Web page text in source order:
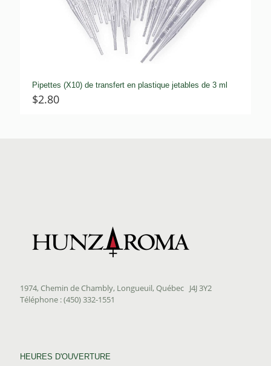
Pipettes (X10) de transfert en plastique jetables de 3 ml
$2.80
1974, Chemin de Chambly, Longueuil, Québec J4J 3Y2
Téléphone : (450) 332-1551
HEURES D'OUVERTURE